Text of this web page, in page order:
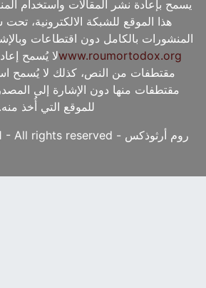
يسمح بإعادة نشر المقالات واستخدام
هذا الموقع للشبكة الالكترونية،
المنشورات بالكامل دون اقتطاعات
www.roumortodox.orgلا يُسمح
مقتطفات من النص، كذلك لا يُسمح
مقتطفات منها دون الإشارة إلى المصدر
للموقع التي أُخذ منه.
روم أرثوذكس - Copyright © 2021 - All rights reserved